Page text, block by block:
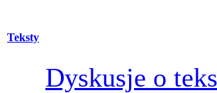
Teksty
Dyskusje o